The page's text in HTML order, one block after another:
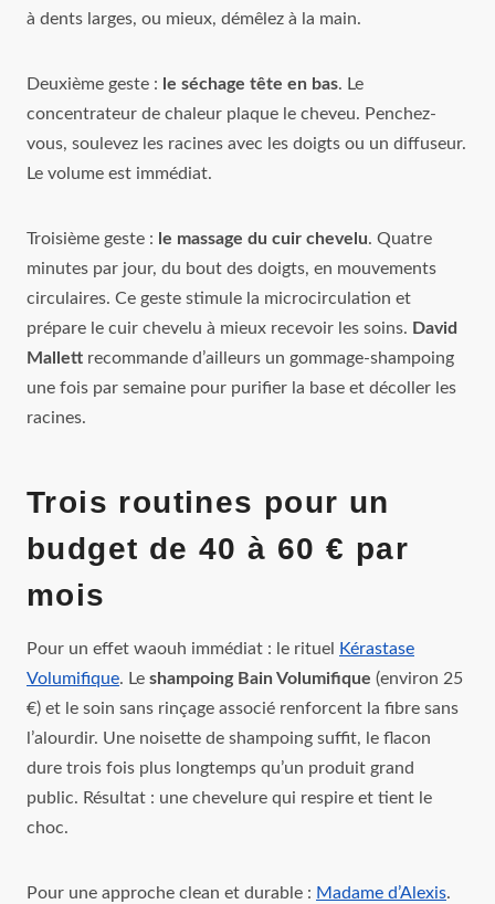
à dents larges, ou mieux, démêlez à la main.
Deuxième geste : le séchage tête en bas. Le
concentrateur de chaleur plaque le cheveu. Penchez-
vous, soulevez les racines avec les doigts ou un diffuseur.
Le volume est immédiat.
Troisième geste : le massage du cuir chevelu. Quatre
minutes par jour, du bout des doigts, en mouvements
circulaires. Ce geste stimule la microcirculation et
prépare le cuir chevelu à mieux recevoir les soins. David
Mallett recommande d’ailleurs un gommage-shampoing
une fois par semaine pour purifier la base et décoller les
racines.
Trois routines pour un
budget de 40 à 60 € par
mois
Pour un effet waouh immédiat : le rituel
Kérastase
Volumifique. Le shampoing Bain Volumifique (environ 25
€) et le soin sans rinçage associé renforcent la fibre sans
l’alourdir. Une noisette de shampoing suffit, le flacon
dure trois fois plus longtemps qu’un produit grand
public. Résultat : une chevelure qui respire et tient le
choc.
Pour une approche clean et durable : Madame d’Alexis.